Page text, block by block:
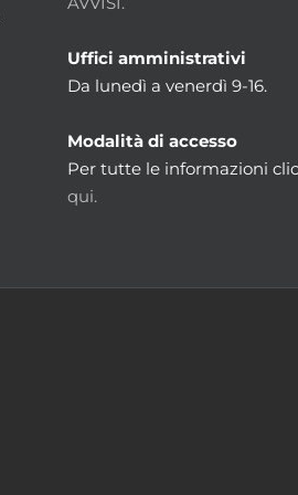
Uffici amministrativi
Da lunedì a venerdì 9-16.
Modalità di accesso
Per tutte le informazioni
qui.